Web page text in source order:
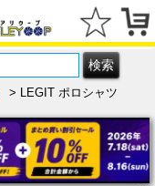
> LEGIT ポロシャツ